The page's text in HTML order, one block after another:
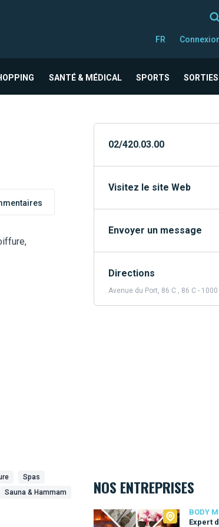
FR
SANTÉ & MÉDICAL SPORTS
Spas
Sauna & Hammam
02/420.03.00
Visitez le site Web
Envoyer un message
Directions
Avenue du Port, 86 C , 86 C -
NOS ENTREPRISES
BODY
Expert
Body Mind Wellness